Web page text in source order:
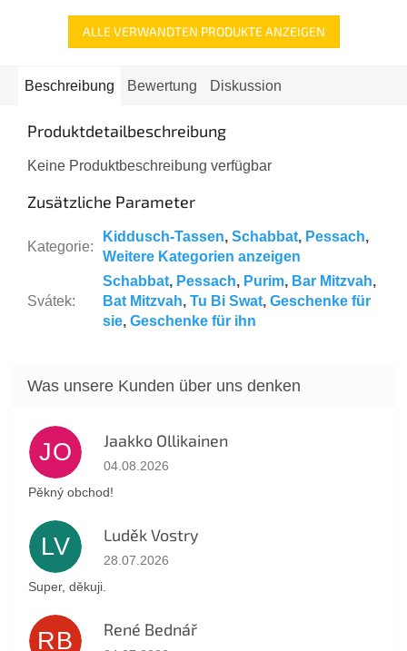
ALLE VERWANDTEN PRODUKTE ANZEIGEN
Beschreibung Bewertung Diskussion
Produktdetailbeschreibung
Keine Produktbeschreibung verfügbar
Zusätzliche Parameter
Kategorie:
Kiddusch-Tassen, Schabbat, Pessach,
Weitere Kategorien anzeigen
Svátek:
Schabbat, Pessach, Purim, Bar Mitzvah,
Bat Mitzvah, Tu Bi Swat, Geschenke für
sie, Geschenke für ihn
JO Jaakko Ollikainen
Die Shop-Bewertung beträgt 5 von 5 Sternen.
04.08.2026
Pěkný obchod!
LV Luděk Vostry
Die Shop-Bewertung beträgt 5 von 5 Sternen.
28.07.2026
Super, děkuji.
RB René Bednář